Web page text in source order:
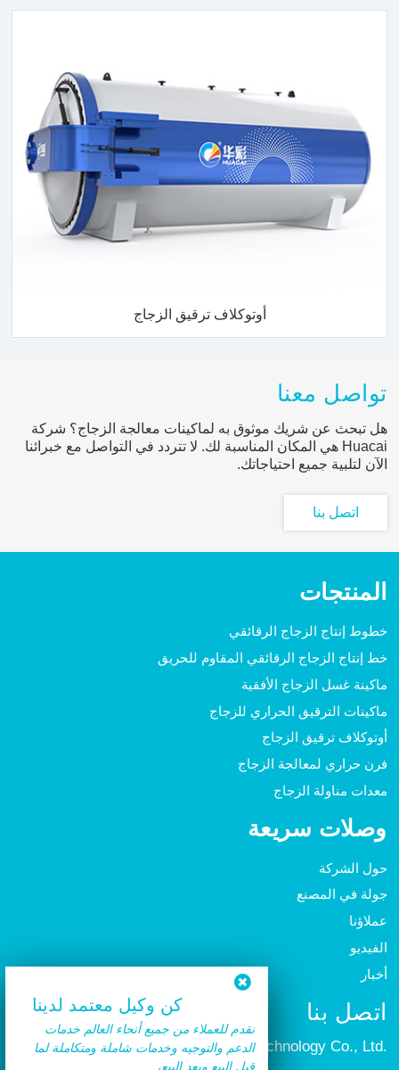
أوتوكلاف ترقيق الزجاج
تواصل معنا
هل تبحث عن شريك موثوق به لماكينات معالجة الزجاج؟ شركة
Huacai هي المكان المناسبة لك. لا تتردد في التواصل مع خبرائنا
الآن لتلبية جميع احتياجاتك.
اتصل بنا
المنتجات
خطوط إنتاج الزجاج الرقائقي
خط إنتاج الزجاج الرقائقي المقاوم للحريق
ماكينة غسل الزجاج الأفقية
ماكينات الترقيق الحراري للزجاج
أوتوكلاف ترقيق الزجاج
فرن حراري لمعالجة الزجاج
معدات مناولة الزجاج
وصلات سريعة
حول الشركة
جولة في المصنع
عملاؤنا
الفيديو
أخبار
اتصل بنا
Dongguan Huacai Intelligent Technology Co., Ltd.
كن وكيل معتمد لدينا
نقدم للعملاء من جميع أنحاء العالم خدمات
الدعم والتوجيه وخدمات شاملة ومتكاملة لما
قبل البيع وبعد البيع،